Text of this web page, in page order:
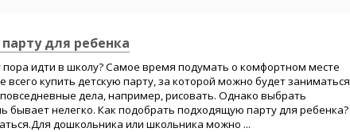
для ребенка
идти в школу? Самое время подумать о комфортном месте
всего купить детскую парту, за которой можно будет заниматься
дела, например, рисовать. Однако выбрать
бывает нелегко. Как подобрать подходящую парту для ребенка?
дошкольника или школьника можно ...